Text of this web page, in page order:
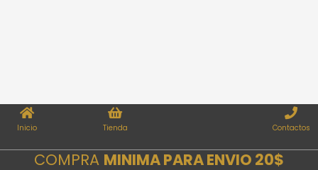
Inicio Tienda Contactos
COMPRA MINIMA PARA ENVIO 20$